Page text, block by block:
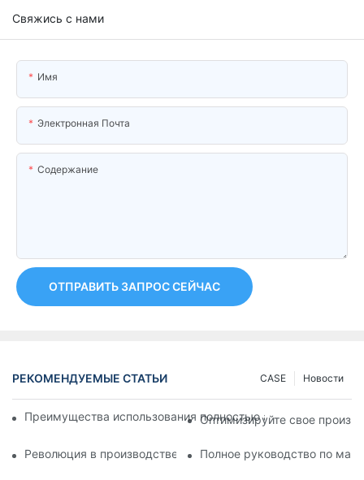
Свяжись с нами
Имя
Электронная Почта
Содержание
ОТПРАВИТЬ ЗАПРОС СЕЙЧАС
РЕКОМЕНДУЕМЫЕ СТАТЬИ Новости
CASE
Преимущества использования полностью автоматической
Оптимизируйте свое
Революция в производстве: расшифровщик пластиковых
Полное руководство по